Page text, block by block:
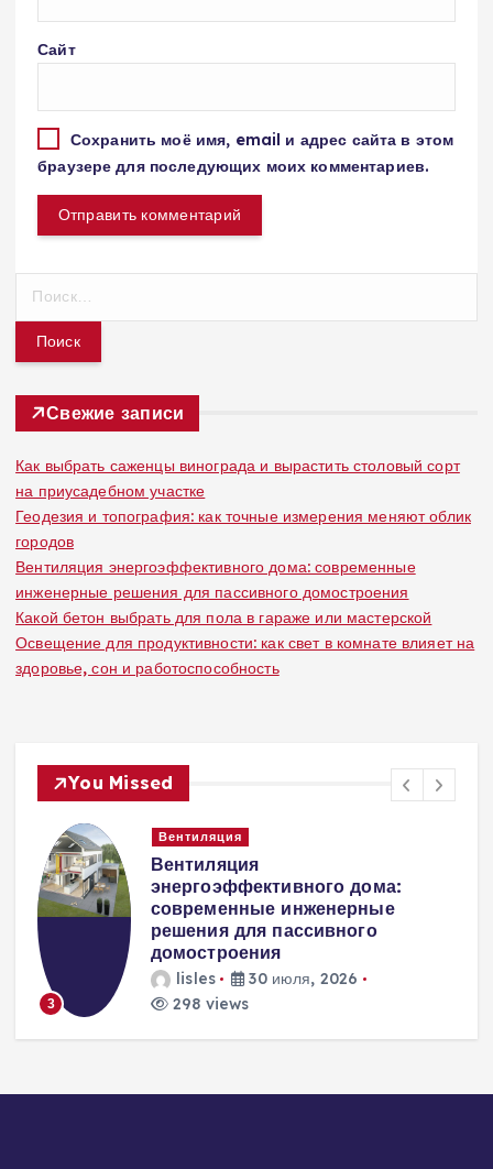
Сайт
Сохранить моё имя, email и адрес сайта в этом
браузере для последующих моих комментариев.
т
Свежие записи
Как выбрать саженцы винограда и вырастить столовый сорт
на приусадебном участке
Геодезия и топография: как точные измерения меняют облик
городов
Вентиляция энергоэффективного дома: современные
инженерные решения для пассивного домостроения
Какой бетон выбрать для пола в гараже или мастерской
Освещение для продуктивности: как свет в комнате влияет на
здоровье, сон и работоспособность
You Missed
3
Вентиляция
Вентиляция
энергоэффективного дома:
современные инженерные
решения для пассивного
домостроения
lisles
30 июля, 2026
298 views